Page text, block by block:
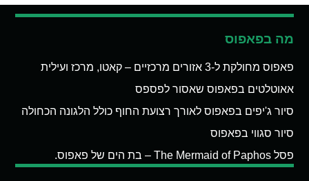
מה בפאפוס
פאפוס מחולקת ל-3 אזורים מרכזיים – קאטו, מרכז ועילית
אאוטלטים בפאפוס שאסור לפספס
סיור ג'יפים בפאפוס לאורך רצועת החוף כולל הלגונה הכחולה
סיור סגווי בפאפוס
פסל The Mermaid of Paphos – בת הים של פאפוס.